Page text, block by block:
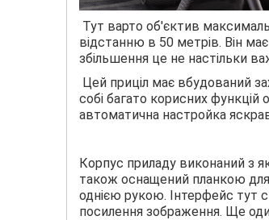
Тут варто об'єктив
відстанню в 50 метрів. Він
збільшення це не настільки
Цей приціл має вбудований
собі багато корисних функцій
автоматична настройка
Корпус приладу виконаний з
також оснащений планкою для
однією рукою. Інтерфейс тут
посилення зображення. Ще